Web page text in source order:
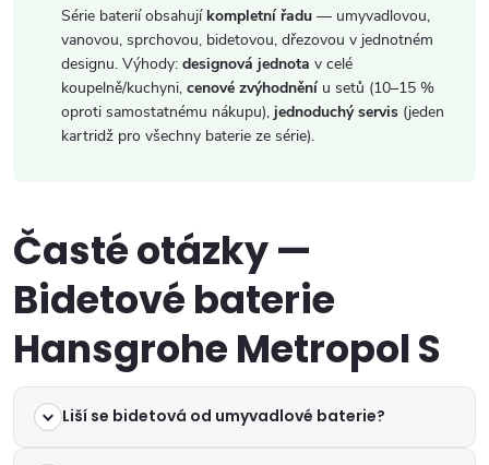
Série baterií obsahují kompletní řadu — umyvadlovou,
vanovou, sprchovou, bidetovou, dřezovou v jednotném
designu. Výhody: designová jednota v celé
koupelně/kuchyni, cenové zvýhodnění u setů (10–15 %
oproti samostatnému nákupu), jednoduchý servis (jeden
kartridž pro všechny baterie ze série).
Časté otázky —
Bidetové baterie
Hansgrohe Metropol S
Liší se bidetová od umyvadlové baterie?